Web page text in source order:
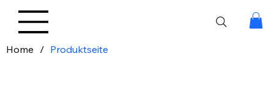
Home / Produktseite